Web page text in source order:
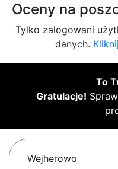
Oceny na
Tylko zalogowani
danych.
To
Gratulacje!
Wejherowo